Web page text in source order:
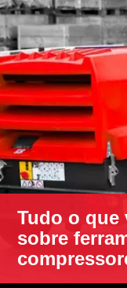
Tudo o que
sobre